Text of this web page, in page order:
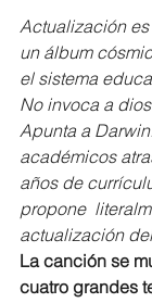
Actualización
un álbum
el sistema
No invoca a
Apunta a
académicos
años de
propone
actualización
La canción se
cuatro grandes